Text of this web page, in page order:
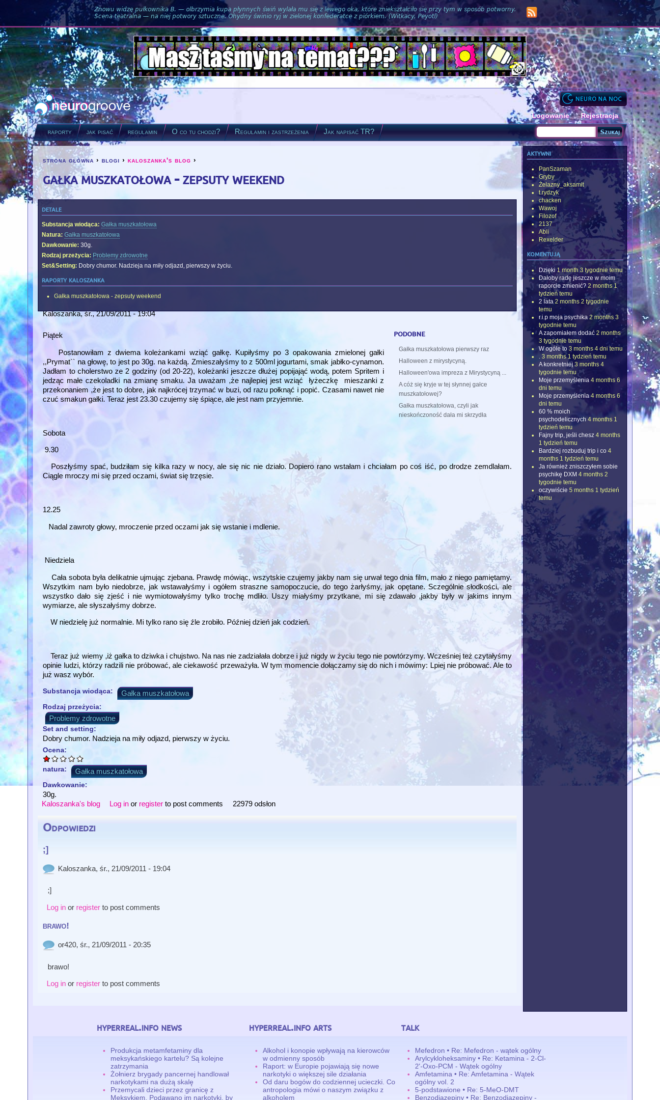
Znowu widzę pułkownika B. — olbrzymia kupa płynnych świń wylała mu się z lewego oka, które zniekształciło się przy tym w sposób potworny.
Scena teatralna — na niej potwory sztuczne. Ohydny świnio ryj w zielonej konfederatce z piórkiem. (Witkacy, Peyotl)
Logowanie Rejestracja
raporty jak pisać regulamin O co tu chodzi? Regulamin i zastrzeżenia Jak napisać TR?
Formularz wyszukiwania
you are here
strona główna ›blogi ›kaloszanka's blog ›
gałka muszkatołowa - zepsuty weekend
detale
Substancja wiodąca: Gałka muszkatołowa
Natura: Gałka muszkatołowa
Dawkowanie: 30g.
Rodzaj przeżycia: Problemy zdrowotne
Set&Setting: Dobry chumor. Nadzieja na miły odjazd, pierwszy w życiu.
raporty kaloszanka
Gałka muszkatołowa - zepsuty weekend
Kaloszanka, śr., 21/09/2011 - 19:04
podobne
Gałka muszkatołowa pierwszy raz
Halloween z mirystycyną.
Halloween'owa impreza z Mirystycyną ...
A cóż się kryje w tej słynnej gałce
muszkatołowej?
Gałka muszkatołowa, czyli jak
nieskończoność dała mi skrzydła
Piątek
Postanowiłam z dwiema koleżankami wziąć gałkę. Kupiłyśmy po 3 opakowania zmielonej gałki
,,Prymat`` na głowę, to jest po 30g. na każdą. Zmieszałyśmy to z 500ml jogurtami, smak jabłko-cynamon.
Jadłam to cholerstwo ze 2 godziny (od 20-22), koleżanki jeszcze dłużej popijająć wodą, potem Spritem i
jedząc małe czekoladki na zmianę smaku. Ja uważam ,że najlepiej jest wziąć łyżeczkę mieszanki z
przekonaniem ,że jest to dobre, jak najkrócej trzymać w buzi, od razu połknąć i popić. Czasami nawet nie
czuć smakun gałki. Teraz jest 23.30 czujemy się śpiące, ale jest nam przyjemnie.
Sobota
9.30
Poszłyśmy spać, budziłam się kilka razy w nocy, ale się nic nie działo. Dopiero rano wstałam i chciałam po coś iść, po drodze zemdlałam.
Ciągle mroczy mi się przed oczami, świat się trzęsie.
12.25
Nadal zawroty głowy, mroczenie przed oczami jak się wstanie i mdlenie.
Niedziela
Cała sobota była delikatnie ujmując zjebana. Prawdę mówiąc, wszytskie czujemy jakby nam się urwał tego dnia film, mało z niego pamiętamy.
Wszytkim nam było niedobrze, jak wstawałyśmy i ogółem straszne samopoczucie, do tego żarłyśmy, jak opętane. Sczególnie słodkości, ale
wszystko dało się zjeść i nie wymiotowałyśmy tylko trochę mdliło. Uszy miałyśmy przytkane, mi się zdawało ,jakby były w jakims innym
wymiarze, ale słyszałyśmy dobrze.
W niedzielę już normalnie. Mi tylko rano się źle zrobiło. Później dzień jak codzień.
Teraz już wiemy ,iż gałka to dziwka i chujstwo. Na nas nie zadziałała dobrze i już nigdy w życiu tego nie powtórzymy. Wcześniej też czytałyśmy
opinie ludzi, którzy radzili nie próbować, ale ciekawość przeważyła. W tym momencie dołączamy się do nich i mówimy: Lpiej nie próbować. Ale to
już wasz wybór.
Substancja wiodąca: Gałka muszkatołowa
Rodzaj przeżycia:
Problemy zdrowotne
Set and setting:
Dobry chumor. Nadzieja na miły odjazd, pierwszy w życiu.
Ocena:
natura: Gałka muszkatołowa
Dawkowanie:
30g.
Kaloszanka's blog
Log in or register to post comments 22979 odsłon
Odpowiedzi
;]
Kaloszanka, śr., 21/09/2011 - 19:04
;]
Log inor registerto post comments
brawo!
or420, śr., 21/09/2011 - 20:35
brawo!
Log inor registerto post comments
aktywni
PanSzaman
Gryby
Żelazny_aksamit
t.rydzyk
chacken
Wawoj
Filozof
2137
Abli
Rexelder
komentują
Dzięki 1 month 3 tygodnie temu
Dałoby radę jeszcze w moim
raporcie zmienić? 2 months 1
tydzień temu
2 lata 2 months 2 tygodnie
temu
r.i.p moja psychika 2 months 3
tygodnie temu
A zapomiałem dodać 2 months
3 tygodnie temu
W ogóle to 3 months 4 dni temu
3 months 1 tydzień temu
A konkretniej 3 months 4
tygodnie temu
Moje przemyślenia 4 months 6
dni temu
Moje przemyślenia 4 months 6
dni temu
60 % moich
psychodelicznych 4 months 1
tydzień temu
Fajny trip, jeśli chesz 4 months
1 tydzień temu
Bardziej rozbuduj trip i co 4
months 1 tydzień temu
Ja również zniszczyłem sobie
psychikę DXM 4 months 2
tygodnie temu
oczywiście 5 months 1 tydzień
temu
hyperreal.info news
Produkcja metamfetaminy dla
meksykańskiego kartelu? Są kolejne
zatrzymania
Żołnierz brygady pancernej handlował
narkotykami na dużą skalę
Przemycali dzieci przez granicę z
Meksykiem. Podawano im narkotyki, by
hyperreal.info arts
Alkohol i konopie wpływają na kierowców
w odmienny sposób
Raport: w Europie pojawiają się nowe
narkotyki o większej sile działania
Od daru bogów do codziennej ucieczki. Co
antropologia mówi o naszym związku z
alkoholem
talk
Mefedron • Re: Mefedron - wątek ogólny
Arylcykloheksaminy • Re: Ketamina - 2-Cl-
2'-Oxo-PCM - Wątek ogólny
Amfetamina • Re: Amfetamina - Wątek
ogólny vol. 2
5-podstawione • Re: 5-MeO-DMT
Benzodiazepiny • Re: Benzodiazepiny -